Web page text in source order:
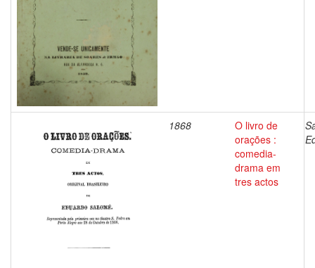
1868
O livro de
orações :
comedia-
drama em
tres actos